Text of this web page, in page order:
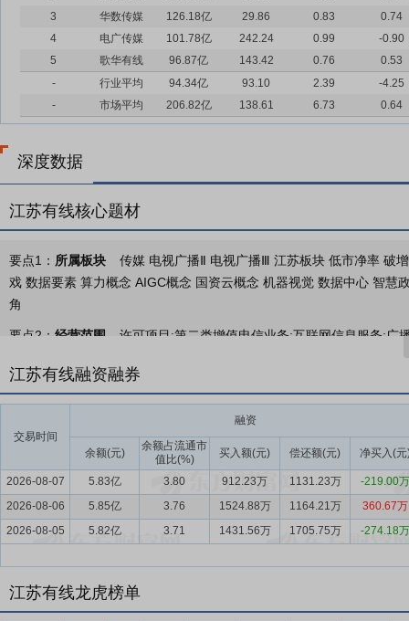
3
华数传媒 126.18亿 29.86 0.83
0.74
4
电广传媒 101.78亿 242.24 0.99
-0.90
5
歌华有线 96.87亿 143.42 0.76
0.53
-
行业平均 94.34亿 93.10 2.39
-4.25
-
市场平均 206.82亿 138.61 6.73 0.64
深度数据
江苏有线核心题材
要点1： 所属板块
传媒 电视广播Ⅱ 电视广播Ⅲ 江苏板块 低市净率 破
戏 数据要素 算力概念 AIGC概念 国资云概念 机器视觉 数据中心 智
角
要点2： 经营范围
许可项目:第二类增值电信业务;互联网信息服务;广
计、代理;广告制作;广告发布;企业形象策划;组织文化艺术交流活动;
端设备销售;信息技术咨询服务;文艺创作;广播影视设备销售;广播电视
术服务;通信设备销售;充电桩销售;电动汽车充电基础设施运营;充电
电机及其控制系统研发;物联网应用服务;物联网技术研发;物联网技术
项目外,凭营业执照依法自主开展经营活动)
要点3：广电网络的建设运营、广播电视节目传输、数据宽带业务、
事广电网络的建设运营，广播电视节目传输，数据宽带业务，数字电
抢抓“全国一网”和广电5G建设一体化发展机遇，5G在网用户已突破
广电网络运营商向文化科技企业转型。在巩固传统业务的同时，公司
过“资源提供+投资运营”协同模式开辟第二增长曲线，加快实现由“三
江苏有线融资融券
交易时间
融资
余额(元)
余额占流通市
值比(%)
买入额(元) 偿还额(元) 净买入(元
2026-08-07 5.83亿 3.80 912.23万 1131.23万
-219.00万
2026-08-06
5.85亿 3.76 1524.88万 1164.21万
360.67万
2026-08-05
5.82亿 3.71 1431.56万 1705.75万 -274.18万
江苏有线龙虎榜单